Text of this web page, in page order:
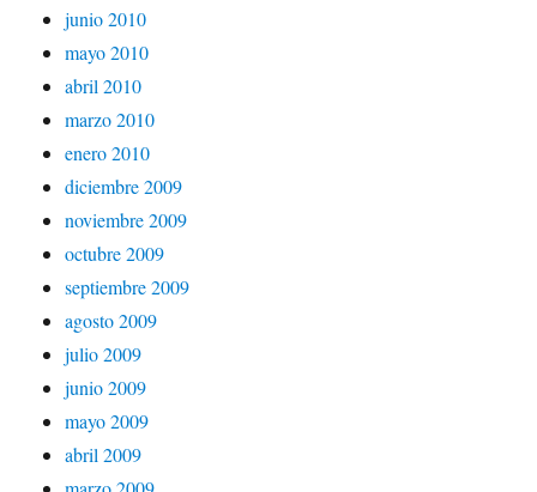
junio 2010
mayo 2010
abril 2010
marzo 2010
enero 2010
diciembre 2009
noviembre 2009
octubre 2009
septiembre 2009
agosto 2009
julio 2009
junio 2009
mayo 2009
abril 2009